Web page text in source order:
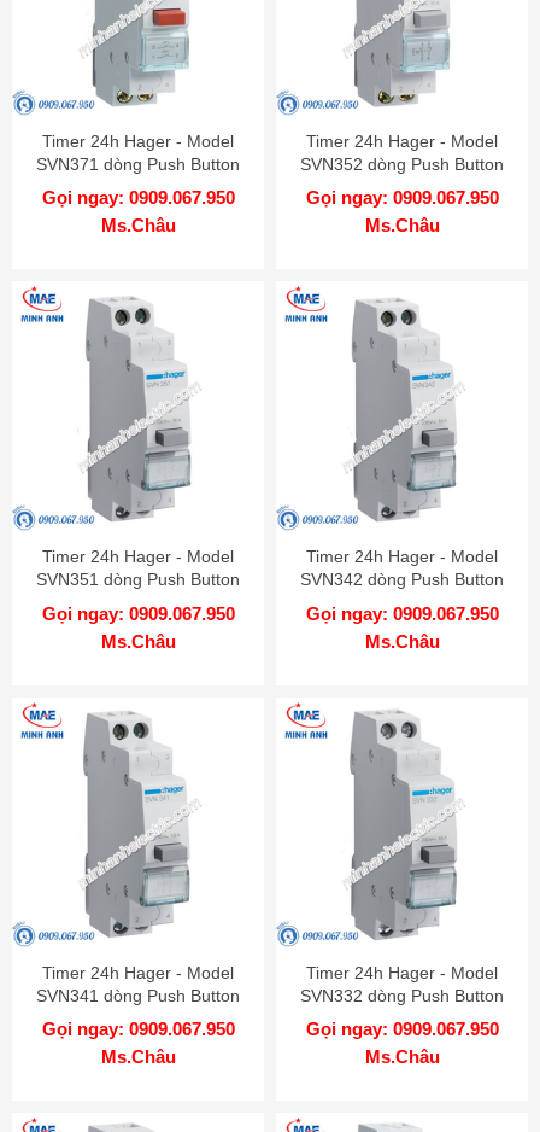
Timer 24h Hager - Model
SVN371 dòng Push Button
Gọi ngay: 0909.067.950
Ms.Châu
Timer 24h Hager - Model
SVN352 dòng Push Button
Gọi ngay: 0909.067.950
Ms.Châu
Timer 24h Hager - Model
SVN351 dòng Push Button
Gọi ngay: 0909.067.950
Ms.Châu
Timer 24h Hager - Model
SVN342 dòng Push Button
Gọi ngay: 0909.067.950
Ms.Châu
Timer 24h Hager - Model
SVN341 dòng Push Button
Gọi ngay: 0909.067.950
Ms.Châu
Timer 24h Hager - Model
SVN332 dòng Push Button
Gọi ngay: 0909.067.950
Ms.Châu